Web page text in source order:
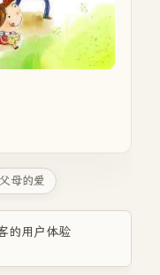
母的爱
的用户体验